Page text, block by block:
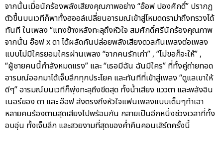
จากนั้นเมื่อนักร้องพลังเสียงคุณภาพอย่าง “อ๊อฟ ปองศักดิ์” ปรากฏ
ตัวขึ้นบนเวทีก็พาทั้งฮออล์เปลี่ยนอารมณ์เข้าสู่โหมดดราม่าถึงทรวงได้
ทันที ในเพลง “แทงข้างหลังทะลุถึงหัวใจ สมศักดิ์ศรีนักร้องคุณภาพ
จากนั้น อ๊อฟ x ดา ได้ผลัดกันปล่อยพลังเสียงดวลกันเพลงต่อเพลง
แบบไม่มีใครยอมใครผ่านเพลง “จากคนรักเก่า” , “ไม่ขอก็จะให้” ,
“ผู้ชายคนนี้กำลังหมดแรง” และ “เธอมีฉัน ฉันมีใคร” ที่ทั้งคู่ถ่ายทอด
อารมณ์ออกมาได้เจ็บลึกทุกประโยค และทันทีที่เข้าสู่เพลง “ดูแลเขาให้
ดีๆ” อารมณ์บนเวทีก็พุ่งทะลุถึงขีดสุด ทั้งน้ำเสียง แววตา และพลังอิน
เนอร์ของ ดา และ อ๊อฟ ส่งตรงถึงหัวใจแฟนเพลงแบบเต็มๆทำเอา
หลายคนร้องตามสุดเสียงไปพร้อมกัน กลายเป็นอีกหนึ่งช่วงเวลาที่ทั้ง
อบอุ่น ทั้งเจ็บลึก และสวยงามที่สุดของค่ำคืนคอนเสิร์ตครั้งนี้